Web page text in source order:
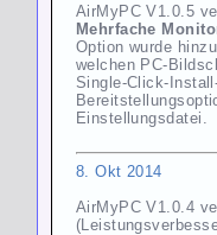
AirMyPC V1.0.5
Mehrfache
Option wurde
welchen PC-
Single-Click-
Einstellungsdatei.
8. Okt 2014
AirMyPC V1.0.4